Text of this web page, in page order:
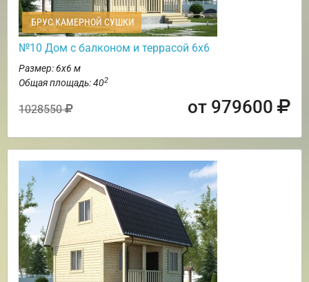
БРУС КАМЕРНОЙ СУШКИ
№10 Дом с балконом и террасой 6х6
Размер: 6х6 м
Общая площадь: 402
1028550 от 979600